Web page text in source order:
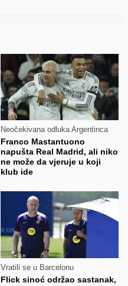
Neočekivana odluka Argentinca
Franco Mastantuono
napušta Real Madrid, ali niko
ne može da vjeruje u koji
klub ide
Vratili se u Barcelonu
Flick sinoć održao sastanak,